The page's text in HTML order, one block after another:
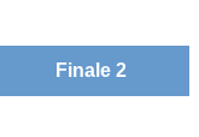
Finale 2